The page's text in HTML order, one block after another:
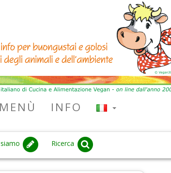
MENÙ INFO
Ricerca